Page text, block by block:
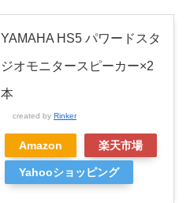
YAMAHA HS5 パワードスタ
ジオモニタースピーカー×2
本
created by Rinker
Amazon 楽天市場
Yahooショッピング